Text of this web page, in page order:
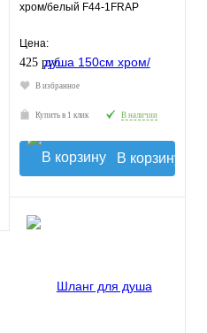
хром/белый F44-1FRAP
Цена:
425 руб.
В избранное
Купить в 1 клик В наличии
В корзину